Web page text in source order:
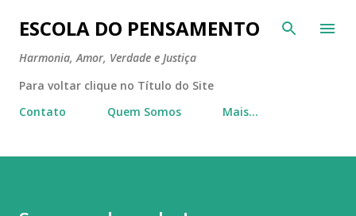
Pular para o conteúdo principal
ESCOLA DO PENSAMENTO
Harmonia, Amor, Verdade e Justiça
Para voltar clique no Título do Site
Contato
Quem Somos Mais…